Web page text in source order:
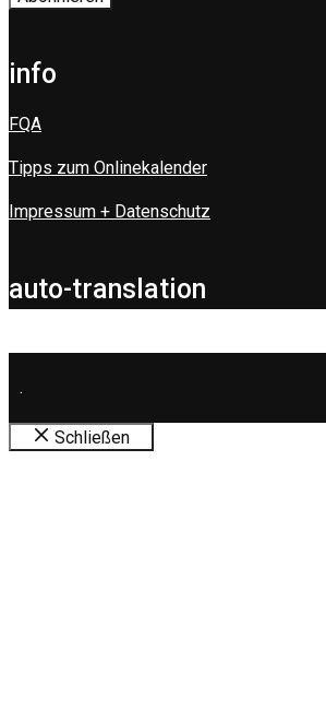
info
FQA
Tipps zum Onlinekalender
Impressum + Datenschutz
auto-translation
.
Schließen